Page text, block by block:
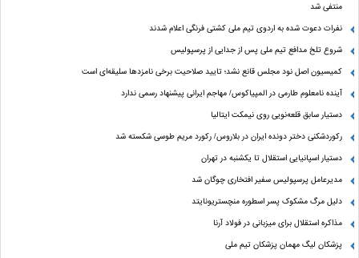
منتفی شد
نفرات دعوت شده به اردوی تیم ملی کشتی فرنگی اعلام شدند
شروع تلخ مدافع تیم ملی پس از جدایی از پرسپولیس
کمیسیون اصل نود مجلس قانع نشد؛ تایید صلاحیت برخی نامزدها سلیقه‌ای است
آینده نامعلوم طارمی در المپیاکوس/ مهاجم ایرانی پیشنهاد رسمی ندارد
دستیار سابق قلعه‌نویی روی نیمکت ایتالیا
رکوردشکنی دختر دونده ایران در بلاروس/ رکورد مریم طوسی شکسته شد
دستیار اسپانیایی استقلال تا یکشنبه در تهران
مدیرعامل پرسپولیس سفیر افتخاری چوگان شد
دلیل مرگ مشکوک پسر اسطوره منچستریونایتد
مذاکره استقلال برای میزبانی در فولاد آرنا
پزشکان لیگ مهمان پزشکان تیم ملی